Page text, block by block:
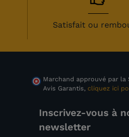
Satisfait ou
Marchand approuvé par la
Avis Garantis, cliquez ici
Inscrivez-vous à
newsletter